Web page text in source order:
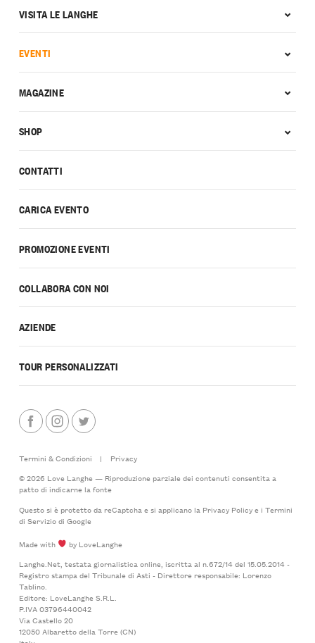
CONTATTI
CARICA EVENTO
PROMOZIONE EVENTI
COLLABORA CON NOI
AZIENDE
TOUR PERSONALIZZATI
VISITA LE LANGHE
EVENTI
MAGAZINE
SHOP
Termini & Condizioni |
Privacy
© 2026 Love Langhe — Riproduzione parziale dei contenuti consentita a
patto di indicarne la fonte
Questo si è protetto da reCaptcha e si applicano la Privacy Policye i Termini
di Serviziodi Google
Made with
by LoveLanghe
Langhe.Net, testata giornalistica online, iscritta al n.672/14 del 15.05.2014 -
Registro stampa del Tribunale di Asti - Direttore responsabile: Lorenzo
Tablino.
Editore: LoveLanghe S.R.L.
P.IVA 03796440042
Via Castello 20
12050 Albaretto della Torre (CN)